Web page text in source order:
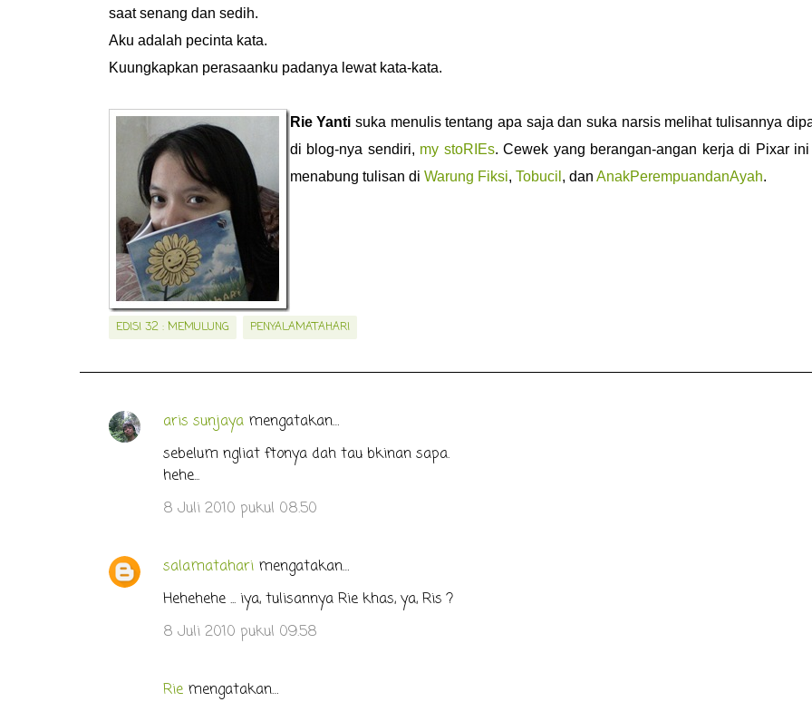
saat senang dan sedih.
Aku adalah pecinta kata.
Kuungkapkan perasaanku padanya lewat kata-kata.
Rie Yanti suka menulis tentang apa saja dan suka narsis melihat tulisannya
di blog-nya sendiri, my stoRIEs. Cewek yang berangan-angan kerja di Pixar
menabung tulisan di Warung Fiksi, Tobucil , dan AnakPerempuandanAyah.
EDISI 32 : MEMULUNG PENYALAMATAHARI
K
t
a
aris sunjayamengatakan…
sebelum ngliat ftonya dah tau bkinan sapa.
hehe...
8 Juli 2010 pukul 08.50
salamataharimengatakan…
Hehehehe ... iya, tulisannya Rie khas, ya, Ris ?
8 Juli 2010 pukul 09.58
Riemengatakan…